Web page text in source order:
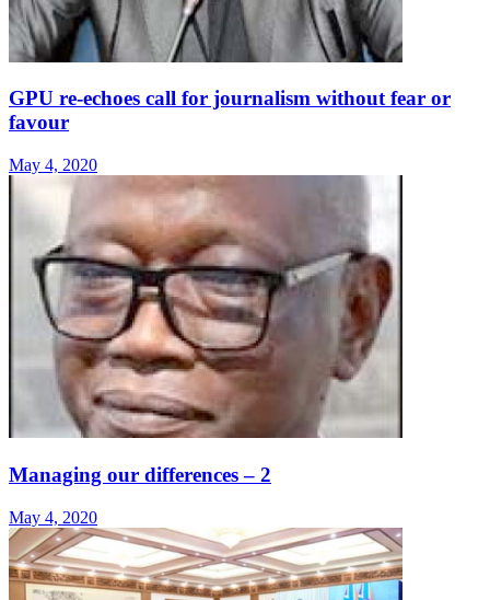
GPU re-echoes call for journalism without fear or
favour
May 4, 2020
Managing our differences – 2
May 4, 2020